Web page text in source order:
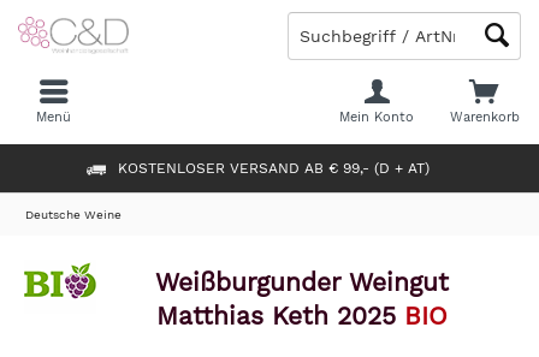
KOSTENLOSER VERSAND AB € 99,- (D + AT)
Warenkorb
Mein Konto
Menü
Deutsche Weine
Weißburgunder Weingut
Matthias Keth 2025 BIO